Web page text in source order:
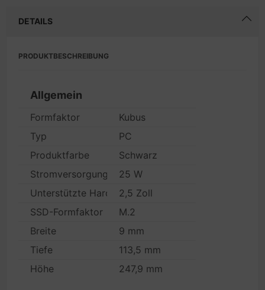
DETAILS
PRODUKTBESCHREIBUNG
Allgemein
Formfaktor
Kubus
Typ
PC
Produktfarbe
Schwarz
Stromversorgung
25 W
Unterstützte Hard-Disk Drive Größen
2,5 Zoll
SSD-Formfaktor
M.2
Breite
9 mm
Tiefe
113,5 mm
Höhe
247,9 mm